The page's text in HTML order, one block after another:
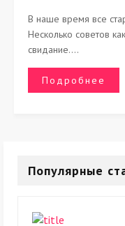
В наше время все
Несколько советов
свидание....
Подробнее
Популярные